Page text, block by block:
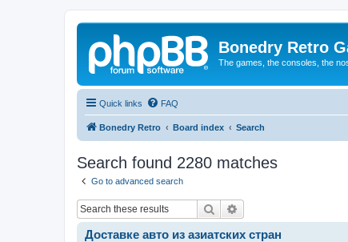
Bonedry Retro
The games, the consoles, the
Quick links FAQ
Bonedry Retro Board index Search
Search found 2280 matches
Go to advanced search
Search
Доставке авто из азиатских стран